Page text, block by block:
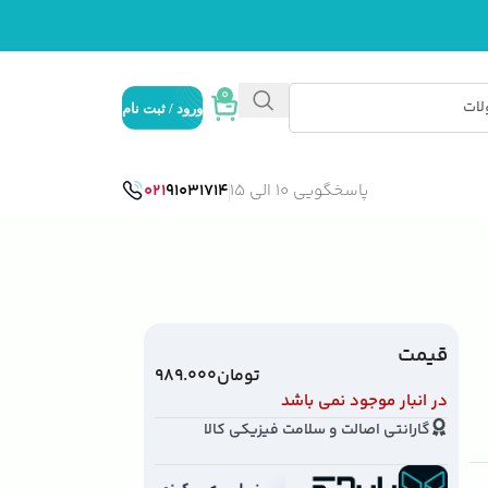
0
ورود / ثبت نام
پاسخگویی 10 الی 15 02191031714
قیمت
تومان۹۸۹.۰۰۰
در انبار موجود نمی باشد
گارانتی اصالت و سلامت فیزیکی کالا